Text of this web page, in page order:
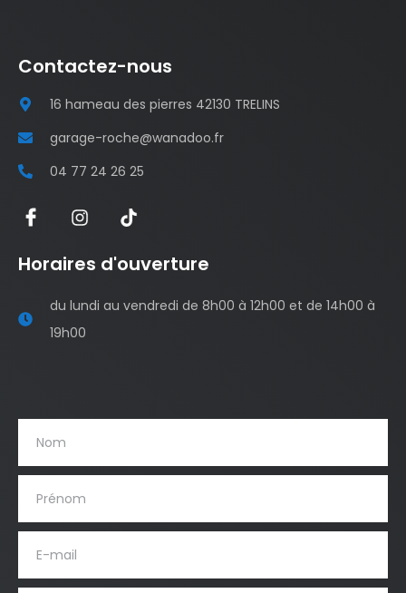
Contactez-nous
16 hameau des pierres 42130 TRELINS
garage-roche@wanadoo.fr
04 77 24 26 25
Horaires d'ouverture
du lundi au vendredi de 8h00 à 12h00 et de 14h00 à
19h00